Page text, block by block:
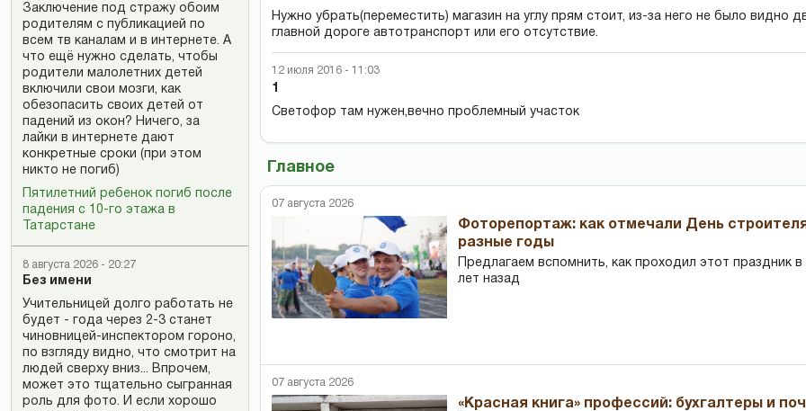
Заключение под стражу обоим
родителям с публикацией по
всем тв каналам и в интернете. А
что ещё нужно сделать, чтобы
родители малолетних детей
включили свои мозги, как
обезопасить своих детей от
падений из окон? Ничего, за
лайки в интернете дают
конкретные сроки (при этом
никто не погиб)
Пятилетний ребенок погиб после
падения с 10-го этажа в
Татарстане
8 августа 2026 - 20:27
Без имени
Учительницей долго работать не
будет - года через 2-3 станет
чиновницей-инспектором гороно,
по взгляду видно, что смотрит на
людей сверху вниз... Впрочем,
может это тщательно сыгранная
роль для фото. И если хорошо
Нужно убрать(переместить) магазин на углу прям стоит, из-за него не было видно
главной дороге автотранспорт или его отсутствие.
12 июля 2016 - 11:03
1
Светофор там нужен,вечно проблемный участок
Главное
07 августа 2026
Фоторепортаж: как отмечали День
разные годы
Предлагаем вспомнить, как проходил этот праздник в
лет назад
07 августа 2026
«Красная книга» профессий: бухгалтеры и